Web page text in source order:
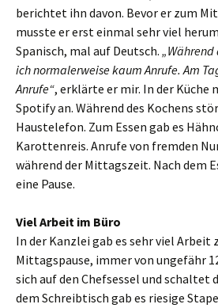
berichtet ihn davon. Bevor er zum
musste er erst einmal sehr viel
Spanisch, mal auf Deutsch.
ich normalerweise kaum Anrufe. Am
Anrufe“, erklärte er mir. In der Küche
Spotify an. Während des Kochens
Haustelefon. Zum Essen gab es
Karottenreis. Anrufe von fremden
während der Mittagszeit. Nach dem
eine Pause.
Viel Arbeit im Büro
In der Kanzlei gab es sehr viel Arbeit
Mittagspause, immer von ungefähr
sich auf den Chefsessel und schaltet
dem Schreibtisch gab es riesige